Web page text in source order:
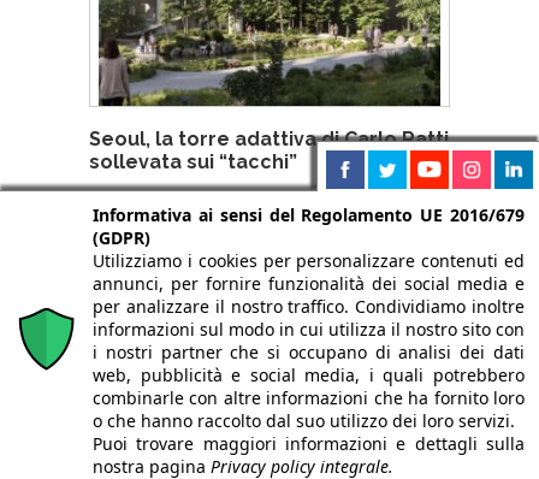
Seoul, la torre adattiva di Carlo Ratti
sollevata sui “tacchi”
6 Agosto 2026
CRA-Carlo Ratti e GS E&C presentano a Seoul
una torre di 140 metri sollevata su esili sostegni
contro le alluvioni.
Informativa ai sensi del Regolamento UE 2016/679
(GDPR)
Utilizziamo i cookies per personalizzare contenuti ed
annunci, per fornire funzionalità dei social media e
per analizzare il nostro traffico. Condividiamo inoltre
informazioni sul modo in cui utilizza il nostro sito con
i nostri partner che si occupano di analisi dei dati
web, pubblicità e social media, i quali potrebbero
combinarle con altre informazioni che ha fornito loro
o che hanno raccolto dal suo utilizzo dei loro servizi.
Puoi trovare maggiori informazioni e dettagli sulla
nostra pagina Privacy policy integrale.